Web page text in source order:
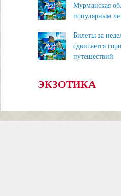
Мурманская
популярным
Билеты за
сдвигается
путешествий
ЭКЗОТИКА